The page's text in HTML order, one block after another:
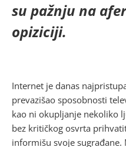
su pažnju na
opiziciji.
Internet je danas
prevazišao sposobnosti
kao ni okupljanje nekoliko
bez kritičkog osvrta
informišu svoje